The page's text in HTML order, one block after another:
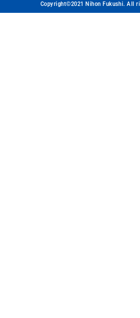
Copyright©2021 Nihon Fukushi. All